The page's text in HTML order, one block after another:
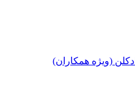
(ویژه همکاران)